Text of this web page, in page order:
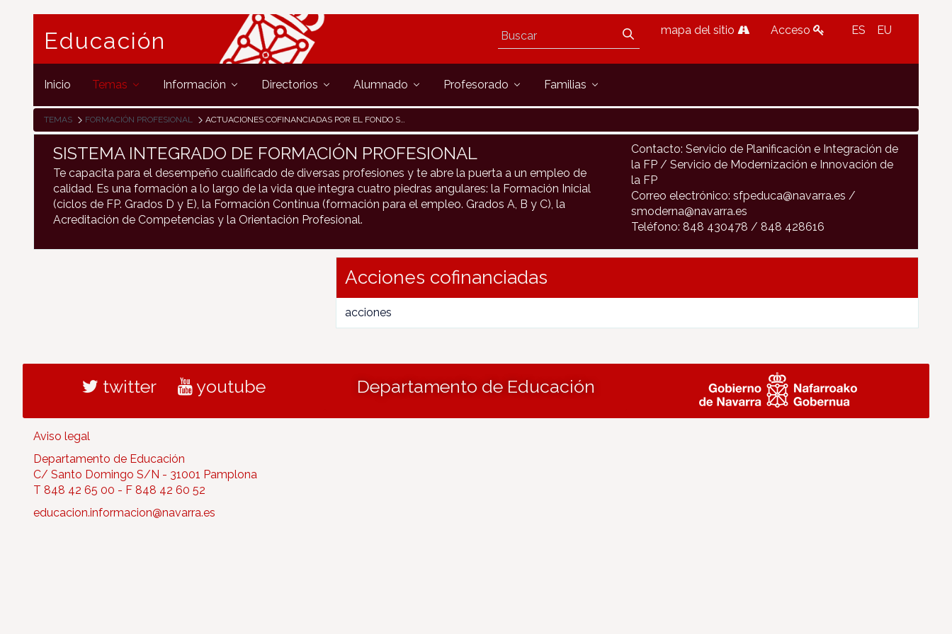
Educación mapa del sitio Acceso ES EU
Inicio Temas Información Directorios Alumnado Profesorado Familias
TEMAS FORMACIÓN PROFESIONAL ACTUACIONES COFINANCIADAS POR EL FONDO SOCIAL EUROPEO
SISTEMA INTEGRADO DE FORMACIÓN PROFESIONAL
Te capacita para el desempeño cualificado de diversas profesiones y te abre la puerta a un empleo de
calidad. Es una formación a lo largo de la vida que integra cuatro piedras angulares: la Formación Inicial
(ciclos de FP. Grados D y E), la Formación Continua (formación para el empleo. Grados A, B y C), la
Acreditación de Competencias y la Orientación Profesional.
Contacto: Servicio de Planificación e Integración de
la FP / Servicio de Modernización e Innovación de
la FP
Correo electrónico: sfpeduca@navarra.es /
smoderna@navarra.es
Teléfono: 848 430478 / 848 428616
Acciones cofinanciadas
acciones
twitter youtube Departamento de Educación
Aviso legal
Departamento de Educación
C/ Santo Domingo S/N - 31001 Pamplona
T 848 42 65 00 - F 848 42 60 52
educacion.informacion@navarra.es